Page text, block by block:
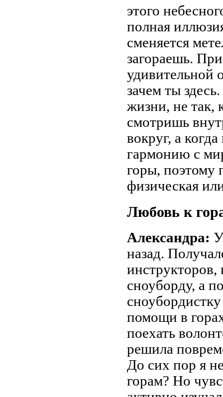
этого
полная
сменяется
загораешь.
удивительной
зачем ты
жизни, не так,
смотришь
вокруг, а
гармонию с
горы, поэтому
физическая
Любовь к
Александра:
назад.
инструкторов,
сноуборду, а
помощи в
поехать
решила
До сих пор я
горам? Но